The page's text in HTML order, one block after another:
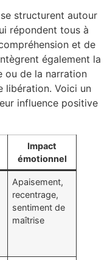
structurent autour
répondent tous à
et de
également la
ou de la narration
libération. Voici un
influence positive
Impact
émotionnel
Apaisement,
recentrage,
sentiment de
maîtrise